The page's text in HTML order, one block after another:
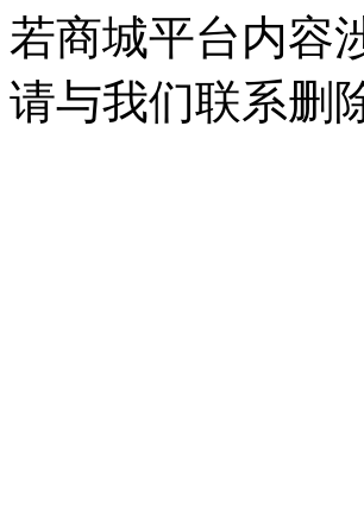
若商城平台内容
请与我们联系删